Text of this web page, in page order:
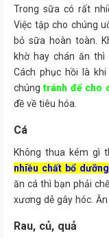
Trong sữa có rất
Việc tập cho chúng
bỏ sữa hoàn toàn.
khờ hay chán ăn thì
Cách phục hồi là
chúngtránh để cho
đề về tiêu hóa.
Cá
Không thua kém gì
nhiều chất bổ dưỡng
ăn cá thì bạn phải
xương dễ gây hóc.
Rau, củ, quả